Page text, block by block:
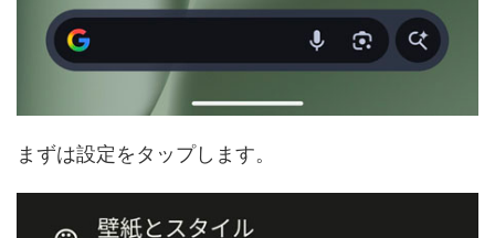
まずは設定をタップします。